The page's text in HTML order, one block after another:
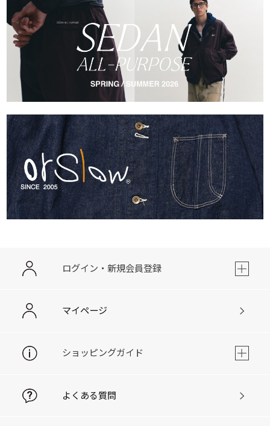
ログイン・新規会員登録
マイページ
ショッピングガイド
よくある質問